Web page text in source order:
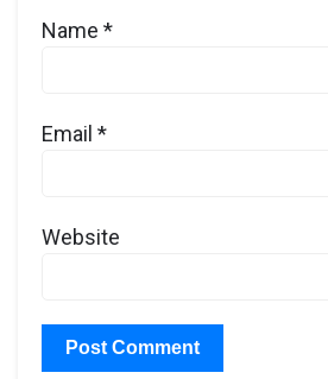
Name *
Email *
Website